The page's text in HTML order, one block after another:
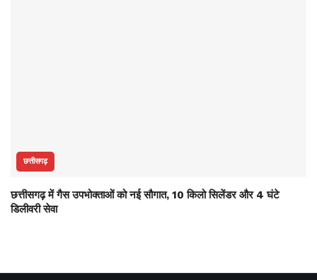
छत्तीसगढ़
छत्तीसगढ़ में गैस उपभोक्ताओं को नई सौगात, 10 किलो सिलेंडर और 4 घंटे
डिलीवरी सेवा